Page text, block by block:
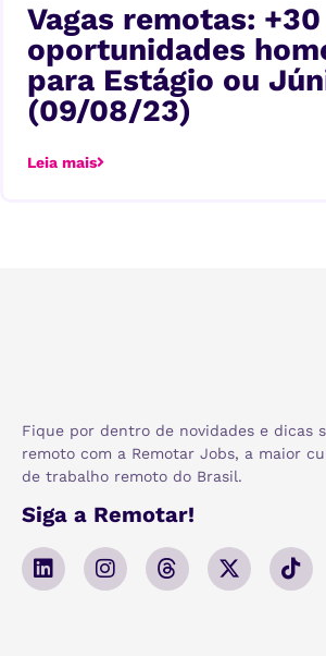
Vagas remotas: +30
oportunidades
para Estágio ou
(09/08/23)
Leia mais
Fique por dentro de novidades e dicas
remoto com a Remotar Jobs, a maior
de trabalho remoto do Brasil.
Siga a Remotar!